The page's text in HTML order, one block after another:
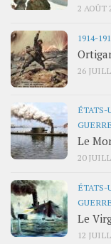
2 AOÛT
1914-
26
ÉTATS-
GUERRE
Le
20
ÉTATS-
GUERRE
Le
12